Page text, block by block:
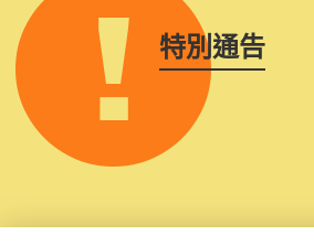
特別通告